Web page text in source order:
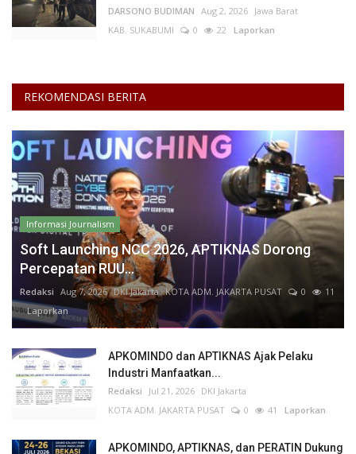
DARSONO BUDIMAN Aug 2, 2026 Jawa Barat
KAB. SUKABUMI
0 22 Laporkan
REKOMENDASI BERITA
Informasi Journalism
Soft Launching NCC 2026, APTIKNAS Dorong
Percepatan RUU...
Redaksi Aug 7, 2026 DKI Jakarta KOTA ADM. JAKARTA PUSAT 0
11
Laporkan
APKOMINDO dan APTIKNAS Ajak Pelaku
Industri Manfaatkan...
Redaksi Jul 21, 2026 DKI Jakarta
KOTA ADM. JAKARTA PUSAT
0 41 Laporkan
APKOMINDO, APTIKNAS, dan PERATIN Dukung